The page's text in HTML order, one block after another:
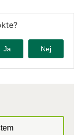
Ja Nej